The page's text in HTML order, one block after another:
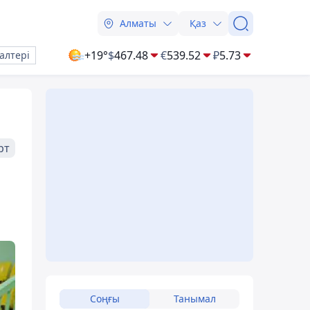
Алматы Қаз
+19°$467.48 €539.52 ₽5.73
Соңғы Танымал